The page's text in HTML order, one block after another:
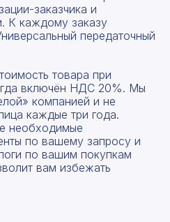
заказчика и
К каждому заказу
передаточный
товара при
включён НДС 20%. Мы
компанией и не
каждые три года.
необходимые
по вашему запросу и
по вашим покупкам
вам избежать